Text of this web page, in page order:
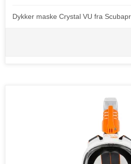
Dykker maske Crystal VU fra